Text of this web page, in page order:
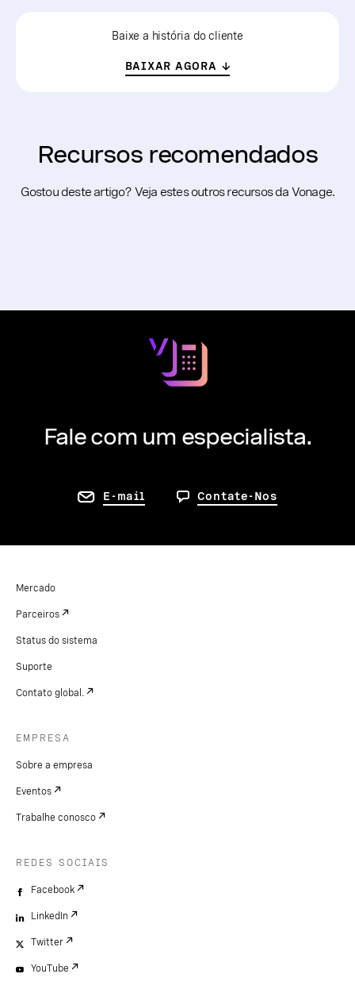
Baixe a história do cliente
BAIXAR AGORA
Recursos recomendados
Gostou deste artigo? Veja estes outros recursos da Vonage.
Fale com um especialista.
E-mail Contate-Nos
Mercado
Parceiros
Status do sistema
Suporte
Contato global.
EMPRESA
Sobre a empresa
Eventos
Trabalhe conosco
REDES SOCIAIS
Facebook
LinkedIn
Twitter
YouTube